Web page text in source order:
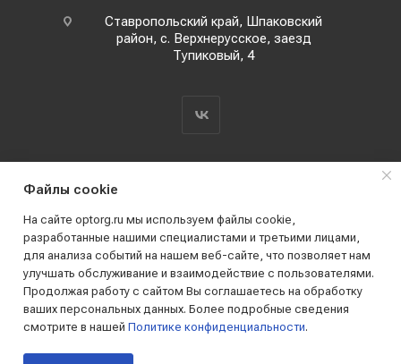
Ставропольский край, Шпаковский
район, с. Верхнерусское, заезд
Тупиковый, 4
2019 - 2026 © АО КПК "Ставропольстройопторг"
Все права защищены
Файлы cookie
На сайте optorg.ru мы используем файлы cookie,
разработанные нашими специалистами и третьими лицами,
для анализа событий на нашем веб-сайте, что позволяет нам
улучшать обслуживание и взаимодействие с пользователями.
Продолжая работу с сайтом Вы соглашаетесь на обработку
ваших персональных данных. Более подробные сведения
смотрите в нашей Политике конфиденциальности.